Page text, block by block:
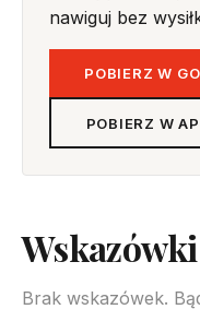
nawiguj bez
POBIERZ W
POBIERZ W
Brak wskazówek.